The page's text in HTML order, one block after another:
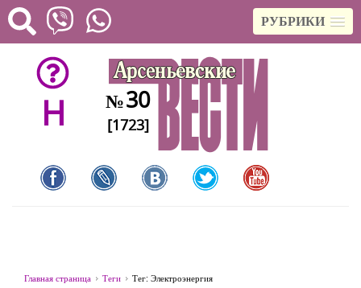
РУБРИКИ
H №30
[1723]
Главная страница Теги Тег: Электроэнергия